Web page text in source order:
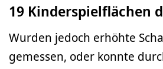
19 Kinderspielflächen
Wurden jedoch erhöhte
gemessen, oder konnte